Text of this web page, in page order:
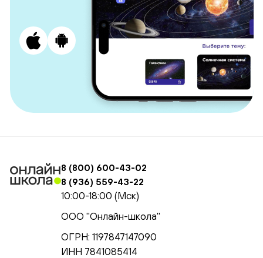
8 (800) 600-43-02
8 (936) 559-43-22
10:00-18:00 (Мск)
ООО "Онлайн-школа"
ОГРН: 1197847147090
ИНН 7841085414